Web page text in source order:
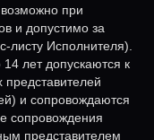
при
и допустимо за
листу Исполнителя).
14 лет допускаются к
представителей
и сопровождаются
сопровождения
представителем